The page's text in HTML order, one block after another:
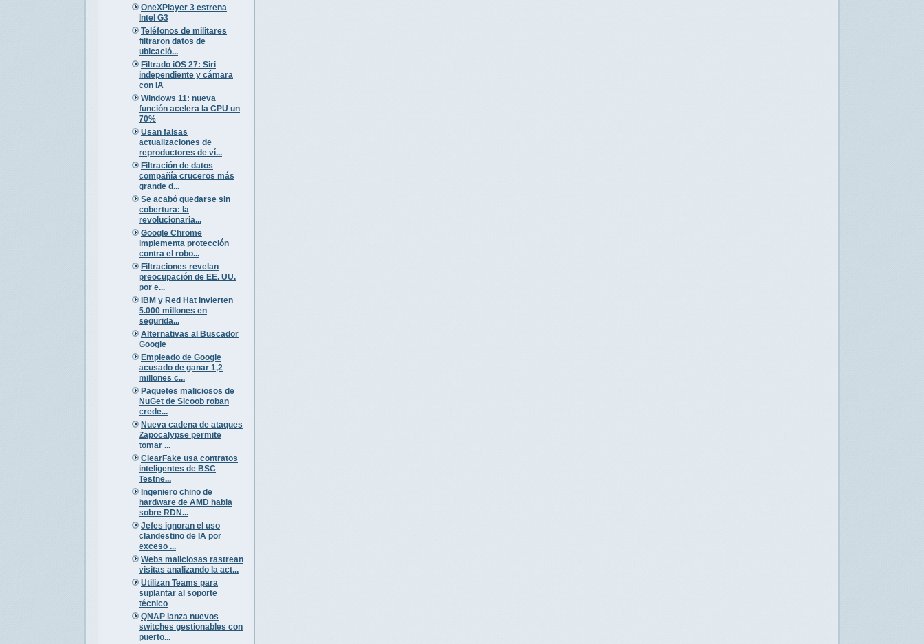
OneXPlayer 3 estrena
Intel G3
Teléfonos de militares
filtraron datos de
ubicació...
Filtrado iOS 27: Siri
independiente y cámara
con IA
Windows 11: nueva
función acelera la CPU un
70%
Usan falsas
actualizaciones de
reproductores de ví...
Filtración de datos
compañía cruceros más
grande d...
Se acabó quedarse sin
cobertura: la
revolucionaria...
Google Chrome
implementa protección
contra el robo...
Filtraciones revelan
preocupación de EE. UU.
por e...
IBM y Red Hat invierten
5.000 millones en
segurida...
Alternativas al Buscador
Google
Empleado de Google
acusado de ganar 1,2
millones c...
Paquetes maliciosos de
NuGet de Sicoob roban
crede...
Nueva cadena de ataques
Zapocalypse permite
tomar ...
ClearFake usa contratos
inteligentes de BSC
Testne...
Ingeniero chino de
hardware de AMD habla
sobre RDN...
Jefes ignoran el uso
clandestino de IA por
exceso ...
Webs maliciosas rastrean
visitas analizando la act...
Utilizan Teams para
suplantar al soporte
técnico
QNAP lanza nuevos
switches gestionables con
puerto...